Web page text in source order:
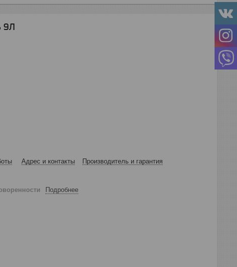
9Л
Адрес и контакты Производитель и гарантия
Подробнее